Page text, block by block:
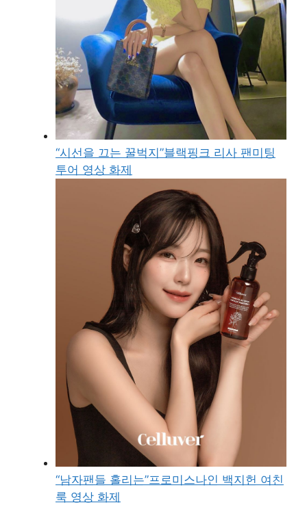
“시선을 끄는 꿀벅지”블랙핑크 리사 팬미팅
투어 영상 화제
“남자팬들 홀리는”프로미스나인 백지헌 여친
룩 영상 화제